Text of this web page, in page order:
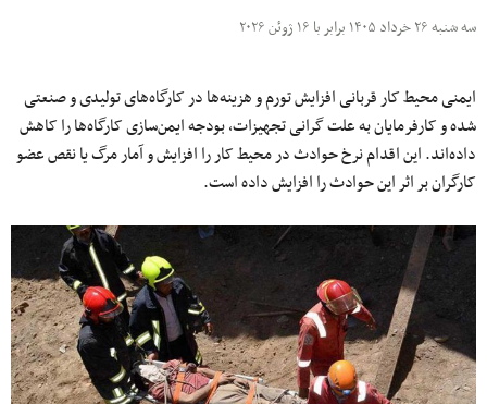
سه شنبه ۲۶ خرداد ۱۴۰۵ برابر با ۱۶ ژوئن ۲۰۲۶
ایمنی محیط کار قربانی افزایش تورم و هزینه‌ها در کارگاه‌های تولیدی و صنعتی
شده و کارفرمایان به علت گرانی تجهیزات، بودجه ایمن‌سازی کارگاه‌ها را کاهش
داده‌اند. این اقدام نرخ حوادث در محیط کار را افزایش و آمار مرگ یا نقص عضو
کارگران بر اثر این حوادث را افزایش داده است.